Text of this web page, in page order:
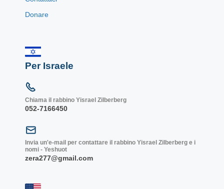
Donare
Per Israele
Chiama il rabbino Yisrael Zilberberg
052-7166450
Invia un'e-mail per contattare il rabbino Yisrael Zilberberg e i
nomi - Yeshuot
zera277@gmail.com